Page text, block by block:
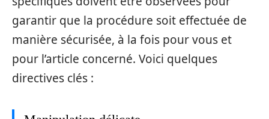
garantir que la procédure soit effectuée de
manière sécurisée, à la fois pour vous et
pour l’article concerné. Voici quelques
directives clés :